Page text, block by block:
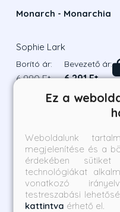
Monarch - Monarchia
Sophie Lark
Borító ár:
6 990 Ft
Bevezető ár:
6 291 Ft
Megnézem a listát
Kategória
Ez a
Weboldalunk
megjelenítése és a
érdekében
technológiákat
vonatkozó
testreszabási
kattintva érhető el.